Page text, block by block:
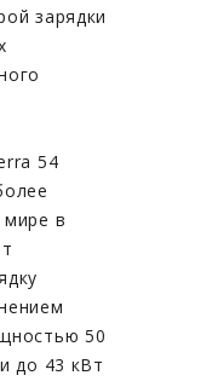
зарядки
54
в
50
до 43 кВт